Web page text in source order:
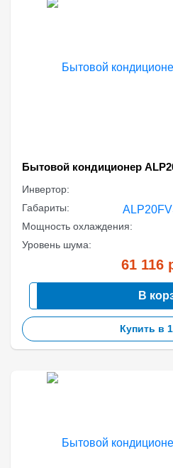
Бытовой кондиционер
Инвертор:
Габариты:
Мощность охлаждения:
Уровень шума:
61 116
В
Купить в